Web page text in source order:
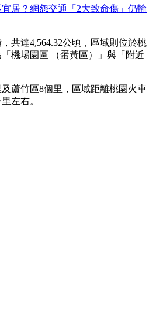
居？網怨交通「2大致命傷」仍輸
共達4,564.32公頃，區域則位於桃
機場園區 （蛋黃區）」與「附近
蘆竹區8個里，區域距離桃園火車
左右。